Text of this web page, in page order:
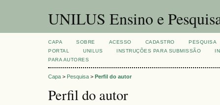
UNILUS Ensino e
CAPA SOBRE ACESSO CADASTRO
PESQUISA
PORTAL
UNILUS INSTRUÇÕES PARA SUBMISSÃO
PARA AUTORES
Capa > Pesquisa > Perfil do autor
Perfil do autor